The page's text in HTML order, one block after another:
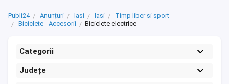
Publi24 Anunțuri Iasi Iasi
Timp liber si sport
Biciclete - Accesorii
Biciclete electrice
Categorii
Județe